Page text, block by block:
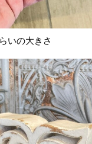
いの大きさ